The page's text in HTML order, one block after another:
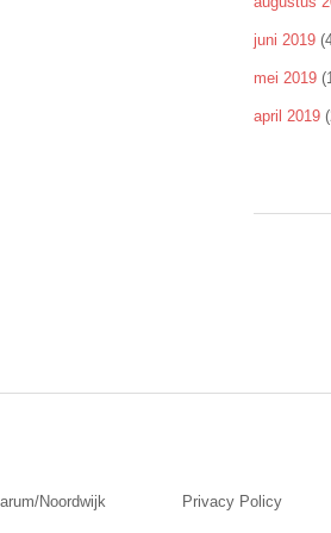
juni 2019
mei 2019
april 2019
Marum/Noordwijk Privacy Policy